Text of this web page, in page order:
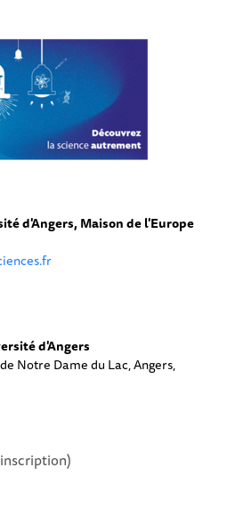
d'Angers, Maison de l'Europe
d'Angers
Notre Dame du Lac, Angers,